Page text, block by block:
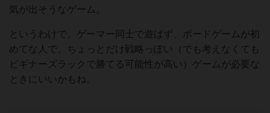
気が出そうなゲーム。
というわけで、ゲーマー同士で遊ばず、ボードゲームが初
めてな人で、ちょっとだけ戦略っぽい（でも考えなくても
ビギナーズラックで勝てる可能性が高い）ゲームが必要な
ときにいいかもね。